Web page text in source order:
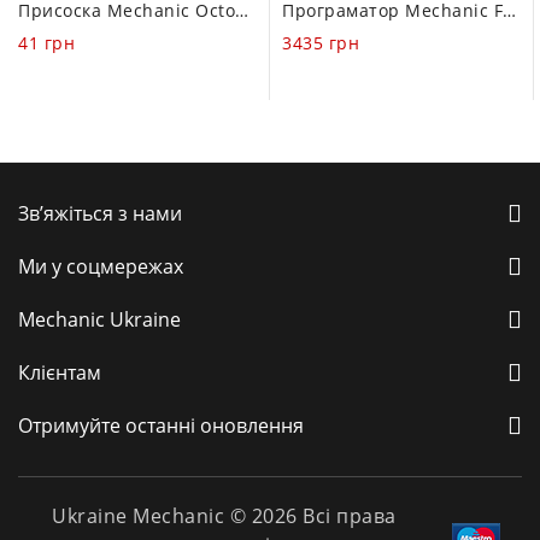
out
of
Присоска Mechanic Octopus 3см (White)
41 грн
out
of
Програматор Mechanic FID для Face ID и DOT проектора (FULL KIT 7 in 1 для iPhone X – 11 Pro Max)
3435 грн
Зв’яжіться з нами
Ми у соцмережах
Mechanic Ukraine
Клієнтам
Отримуйте останні оновлення
Ukraine Mechanic © 2026 Всі права